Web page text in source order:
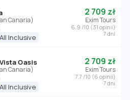
Canaria)
All Inclusive
2 709 zł
Exim Tours
6.9 /10 (31 opinii)
7 dni
Oasis
Canaria)
All Inclusive
2 709 zł
Exim Tours
7.7 /10 (6 opinii)
7 dni